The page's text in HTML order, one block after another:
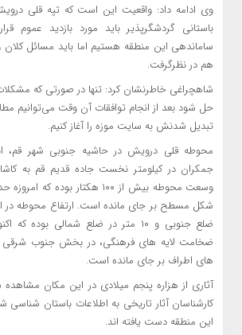
وی ادامه داد: واقعیت این است که تپه قلی
باستانی گردشگرپذیر باید مورد بازدید عموم
ساماندهی این منطقه هستیم اما باید مسائل کلان
هم در نظرگرفت.
شاهچراغی خاطرنشان کرد: تنها در صورتی که
حل شود بعد از انجام توافقات آن وقت می‌توانیم
تبدیل شدنش به سایت موزه را آغاز کنیم.
محوطه قلی درویش در حاشیه جنوبی شهر قم،
جمکران در کیلومتر نخست جاده قدیم قم به
ضلع جنوبی و ۱۰ متر در ضلع شمالی
ضخامت لایه های فرهنگی، در بخش جنوب شرقی
های اطراف بر جای مانده است.
آثاری از هزاره پنجم میلادی در این مکان
کارشناسان آثار تاریخی به اطلاعات باستان
این منطقه دست یافته اند.